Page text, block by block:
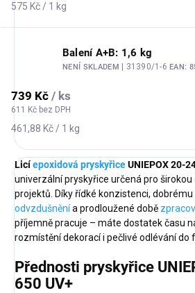
Měrná
575 Kč / 1 kg
Balení A+B: 1,6 kg
NENÍ SKLADEM | 31390/1-6EAN:
739 Kč / ks
611 Kč bez DPH
Měrná
cena:
461,88 Kč / 1 kg
Licíepoxidová pryskyřiceUNIEPOX 20-
univerzální pryskyřice určená pro širokou
projektů. Díky řídké konzistenci,
odvzdušněnía prodloužené době
příjemně pracuje – máte dostatek času
rozmístění dekorací i pečlivé odlévání do
Přednosti pryskyřice
650 UV+